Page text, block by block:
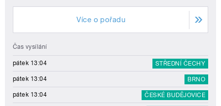
Více o pořadu
Čas vysílání
pátek 13:04 STŘEDNÍ ČECHY
pátek 13:04 BRNO
pátek 13:04 ČESKÉ BUDĚJOVICE